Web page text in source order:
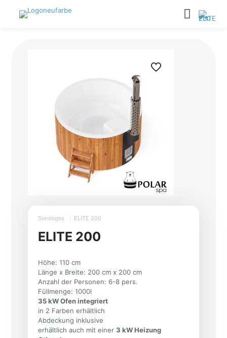
Sonstiges ELITE 200
ELITE 200
Höhe: 110 cm
Länge x Breite: 200 cm x 200 cm
Anzahl der Personen: 6-8 pers.
Füllmenge: 1000l
35 kW Ofen integriert
in 2 Farben erhältlich
Abdeckung inklusive
erhältlich auch mit einer 3 kW Heizung